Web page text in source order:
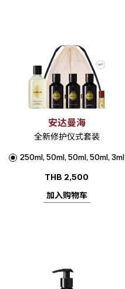
安达曼海
全新修护仪式套装
250ml, 50ml, 50ml, 50ml, 3ml
THB 2,500
加入购物车